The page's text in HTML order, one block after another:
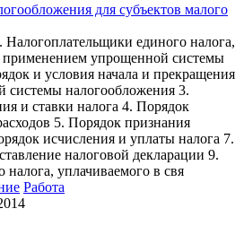
для субъектов малого
единого налога,
применением упрощенной системы
и условия начала и прекращения
налогообложения 3.
и ставки налога 4. Порядок
5. Порядок признания
исчисления и уплаты налога 7.
налоговой декларации 9.
налога, уплачиваемого в свя
Работа